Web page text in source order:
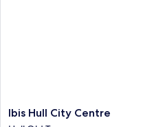
Ibis
Hull
Ibis Hull City Centre